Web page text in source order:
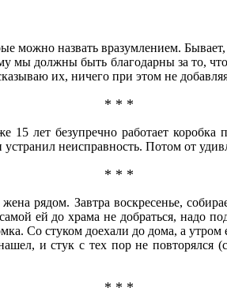
можно назвать вразумлением.
мы должны быть благодарны за то,
их, ничего при этом не
* * *
лет безупречно работает коробка
неисправность. Потом от
* * *
рядом. Завтра воскресенье,
ей до храма не добраться, надо
Со стуком доехали до дома, а
и стук с тех пор не повторялся
* * *